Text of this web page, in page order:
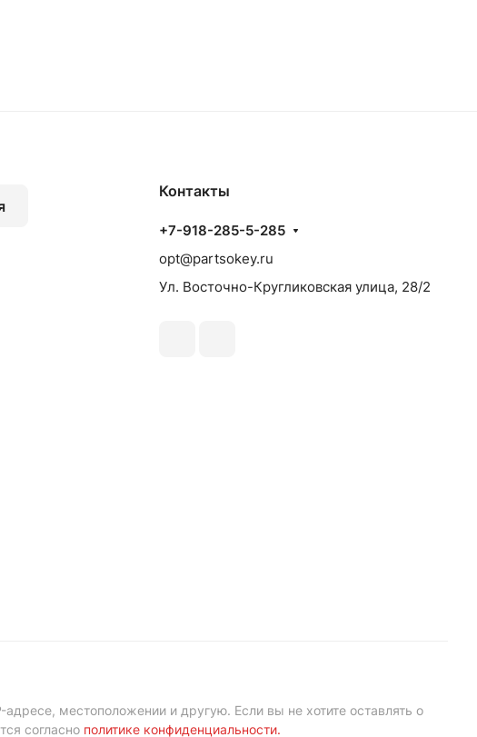
Контакты
+7-918-285-5-285
opt@partsokey.ru
Ул. Восточно-Кругликовская улица, 28/2
местоположении и другую. Если вы не хотите оставлять о
согласно политике конфиденциальности.